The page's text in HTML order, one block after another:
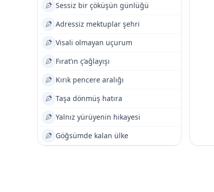
Sessiz bir çöküşün günlüğü
Adressiz mektuplar şehri
Visali olmayan uçurum
Fırat’ın ç’ağlayışı
Kırık pencere aralığı
Taşa dönmüş hatıra
Yalnız yürüyenin hikayesi
Göğsümde kalan ülke